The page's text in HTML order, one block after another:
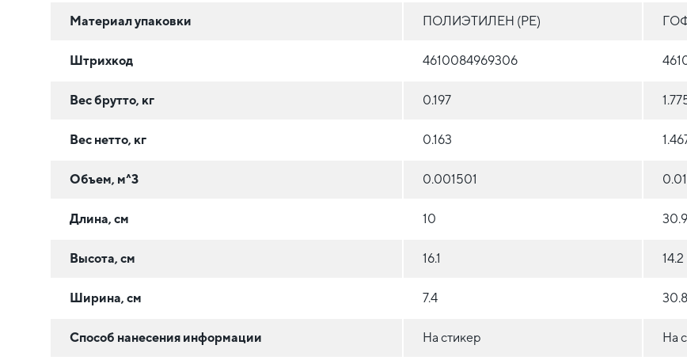
Материал упаковки ПОЛИЭТИЛЕН (PE)
Штрихкод 4610084969306
Вес брутто, кг 0.197
Вес нетто, кг 0.163
Объем, м^3 0.001501
Длина, см 10 30.9
Высота, см 16.1 14.2
Ширина, см 7.4 30.8
Способ нанесения информации На стикер На